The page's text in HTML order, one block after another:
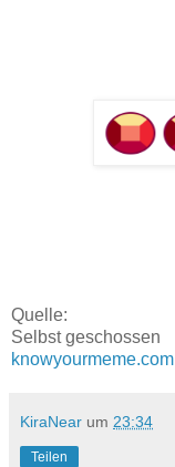
Quelle:
Selbst geschossen
knowyourmeme.com
KiraNear um 23:34
Teilen